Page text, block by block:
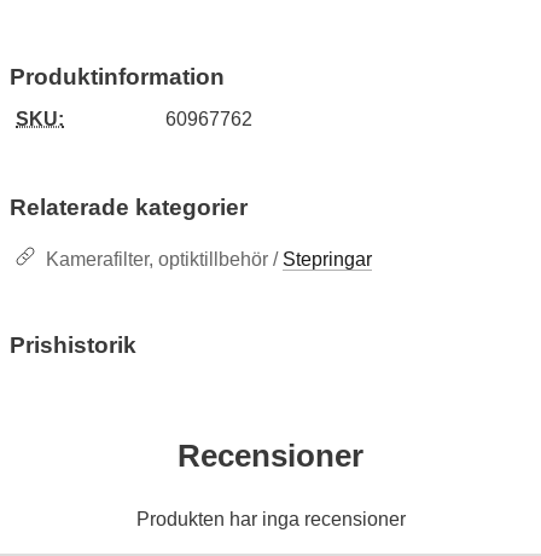
Produktinformation
SKU: 60967762
Relaterade kategorier
Kamerafilter, optiktillbehör / Stepringar
Prishistorik
Recensioner
Produkten har inga recensioner